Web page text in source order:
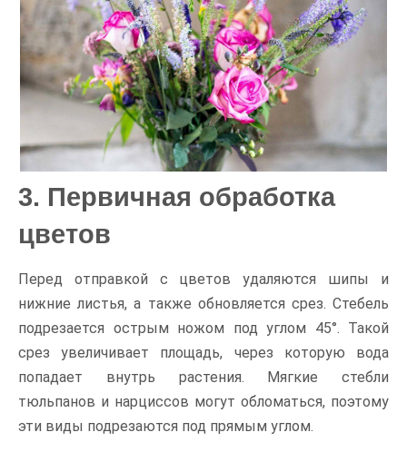
3. Первичная обработка
цветов
Перед отправкой с цветов удаляются шипы и
нижние листья, а также обновляется срез. Стебель
подрезается острым ножом под углом 45°. Такой
срез увеличивает площадь, через которую вода
попадает внутрь растения. Мягкие стебли
тюльпанов и нарциссов могут обломаться, поэтому
эти виды подрезаются под прямым углом.